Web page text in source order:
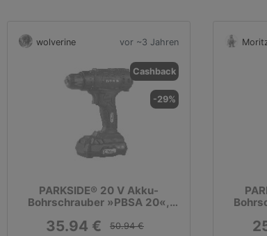
wolverine vor ~3 Jahren
Cashback
-29%
PARKSIDE® 20 V Akku-
Bohrschrauber »PBSA 20«,
35.94 € 50.94 €